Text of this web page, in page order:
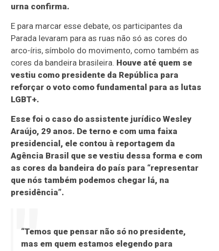
urna confirma.
E para marcar esse debate, os participantes da
Parada levaram para as ruas não só as cores do
arco-íris, símbolo do movimento, como também as
cores da bandeira brasileira. Houve até quem se
vestiu como presidente da República para
reforçar o voto como fundamental para as lutas
LGBT+.
Esse foi o caso do assistente jurídico Wesley
Araújo, 29 anos. De terno e com uma faixa
presidencial, ele contou à reportagem da
Agência Brasil que se vestiu dessa forma e com
as cores da bandeira do país para “representar
que nós também podemos chegar lá, na
presidência”.
“Temos que pensar não só no presidente,
mas em quem estamos elegendo para